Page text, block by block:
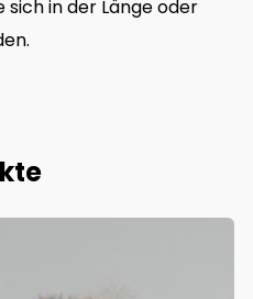
in der Länge oder